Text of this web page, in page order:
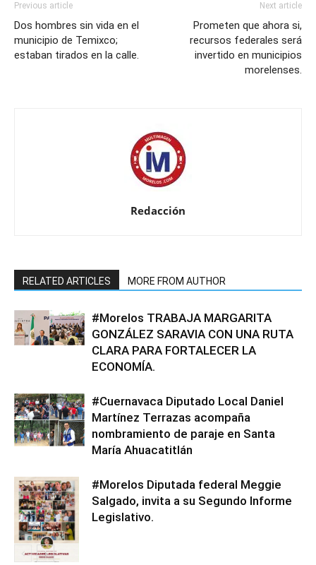
Previous article
Dos hombres sin vida en el
municipio de Temixco;
estaban tirados en la calle.
Next article
Prometen que ahora si,
recursos federales será
invertido en municipios
morelenses.
Redacción
RELATED ARTICLES MORE FROM AUTHOR
#Morelos TRABAJA MARGARITA
GONZÁLEZ SARAVIA CON UNA RUTA
CLARA PARA FORTALECER LA
ECONOMÍA.
#Cuernavaca Diputado Local Daniel
Martínez Terrazas acompaña
nombramiento de paraje en Santa
María Ahuacatitlán
#Morelos Diputada federal Meggie
Salgado, invita a su Segundo Informe
Legislativo.